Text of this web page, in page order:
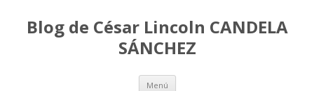
Blog de César Lincoln CANDELA
SÁNCHEZ
Menú Ir